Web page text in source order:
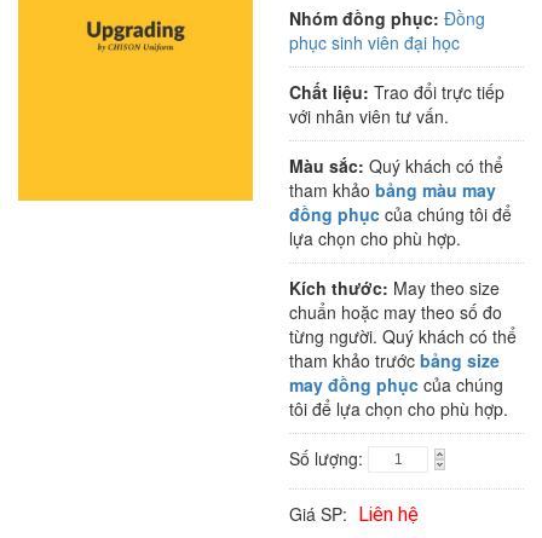
Nhóm đồng phục: Đồng
phục sinh viên đại học
Chất liệu: Trao đổi trực tiếp
với nhân viên tư vấn.
Màu sắc: Quý khách có thể
tham khảo bảng màu may
đồng phục của chúng tôi để
lựa chọn cho phù hợp.
Kích thước: May theo size
chuẩn hoặc may theo số đo
từng người. Quý khách có thể
tham khảo trước bảng size
may đồng phục của chúng
tôi để lựa chọn cho phù hợp.
Số lượng:
Giá SP: Liên hệ